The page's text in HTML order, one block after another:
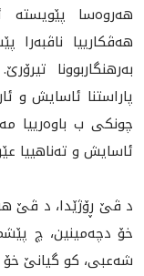
هەروەسا پێويسته‌
هەڤکارییا
به‌رهنگاربوونا
چونكى ب
ئاسایش و ته‌ناهييا
د ڤێ ڕۆژێدا، د ڤێ
خۆ دچەمینین، چ
شەعبی، کو گیانێ خۆ